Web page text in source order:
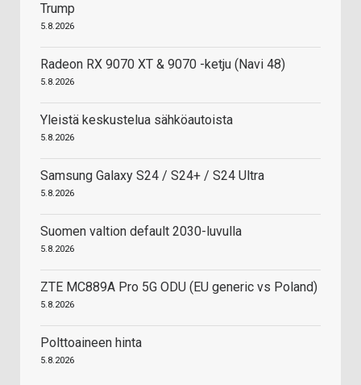
Trump
5.8.2026
Radeon RX 9070 XT & 9070 -ketju (Navi 48)
5.8.2026
Yleistä keskustelua sähköautoista
5.8.2026
Samsung Galaxy S24 / S24+ / S24 Ultra
5.8.2026
Suomen valtion default 2030-luvulla
5.8.2026
ZTE MC889A Pro 5G ODU (EU generic vs Poland)
5.8.2026
Polttoaineen hinta
5.8.2026